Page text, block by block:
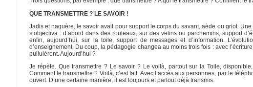
QUE TRANSMETTRE ? LE SAVOIR !
Jadis et naguère, le savoir avait pour support le corps du savant, aède ou griot.
s’objectiva : d’abord dans des rouleaux, sur des velins ou parchemins, support
enfin, aujourd’hui, sur la toile, support de messages et d’information.
d’enseignement. Du coup, la pédagogie changea au moins trois fois : avec
pullulèrent. Aujourd’hui ?
Je répète. Que transmettre ? Le savoir ? Le voilà, partout sur la Toile,
Comment le transmettre ? Voilà, c’est fait. Avec l’accès aux personnes, par le
ouvert. D’une certaine manière, il est toujours et partout déjà transmis.